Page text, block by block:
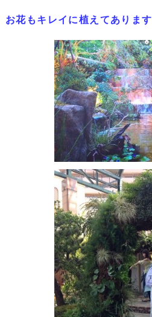
お花もキレイに植えてあります